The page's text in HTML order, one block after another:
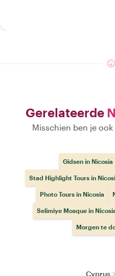
Gerelateerde
Misschien ben je
Gidsen in Nicosia
Stad Highlight Tours in
Photo Tours in Nicosia
Selimiye Mosque in
Morgen te
Cyprus